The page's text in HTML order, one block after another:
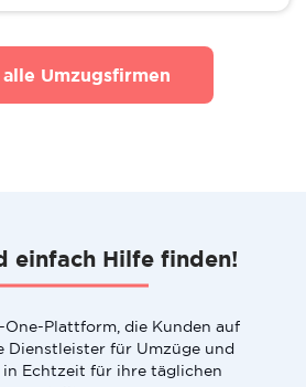
alle Umzugsfirmen
einfach Hilfe finden!
Plattform, die Kunden auf
Dienstleister für Umzüge und
Echtzeit für ihre täglichen